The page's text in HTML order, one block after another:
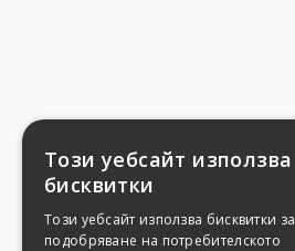
Този уебсайт използва
бисквитки
Този уебсайт използва бисквитки за
подобряване на потребителското